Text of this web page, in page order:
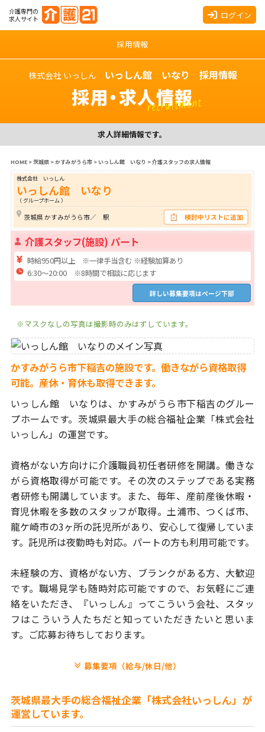
介護専門の
求人サイト
ログイン
採用情報
株式会社 いっしん いっしん館 いなり 採用情報
採用・求人情報
recruitment
求人詳細情報です。
HOME>茨城県>かすみがうら市> いっしん館 いなり >介護スタッフの求人情報
株式会社 いっしん
いっしん館 いなり
（ グループホーム ）
茨城県 かすみがうら市／ 駅 検討中リストに追加
介護スタッフ(施設) パート
時給950円以上 ※一律手当含む ※経験加算あり
6:30～20:00 ※8時間で相談に応じます
詳しい募集要項はページ下部
※マスクなしの写真は撮影時のみはずしています。
かすみがうら市下稲吉の施設です。働きながら資格取得
可能。産休・育休も取得できます。
いっしん館 いなりは、かすみがうら市下稲吉のグルー
プホームです。茨城県最大手の総合福祉企業「株式会社
いっしん」の運営です。
資格がない方向けに介護職員初任者研修を開講。働きな
がら資格取得が可能です。その次のステップである実務
者研修も開講しています。 また、毎年、産前産後休暇・
育児休暇を多数のスタッフが取得。土浦市、 つくば市、
龍ケ崎市の3ヶ所の託児所があり、安心して復帰していま
す。 託児所は夜勤時も対応。パートの方も利用可能です。
未経験の方、資格がない方、ブランクがある方、大歓迎
です。 職場見学も随時対応可能ですので、お気軽にご連
絡をいただき、
『いっしん』ってこういう会社、スタッ
フはこういう人たちだと知っていただきたいと思いま
す。ご応募お待ちしております。
募集要項（給与/休日/他）
茨城県最大手の総合福祉企業「株式会社いっしん」が
運営しています。